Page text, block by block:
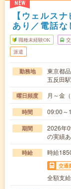
NEW
【ウェルス
あり／電話
職種未経験OK
派遣
勤務地
東京都
五反田
曜日頻度 月～金
時間 09:00～
期間
2026年
の実績
時給 時給
交通
全額支給